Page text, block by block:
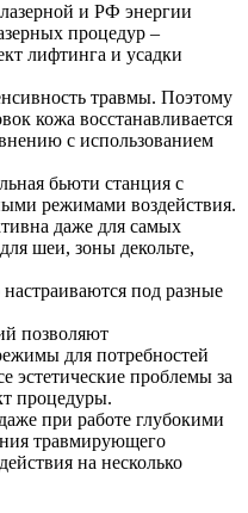
и РФ энергии
процедур –
лифтинга и усадки
травмы. Поэтому
кожа восстанавливается
с использованием
бьюти станция с
режимами воздействия.
даже для самых
шеи, зоны декольте,
под разные
позволяют
для потребностей
эстетические проблемы за
процедуры.
при работе глубокими
травмирующего
на несколько